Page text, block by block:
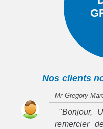
Nos clients
Mr Gregory
"Bonjour,
remercier